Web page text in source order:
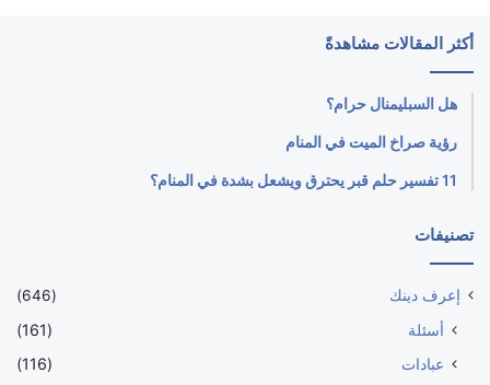
أكثر المقالات مشاهدةً
هل السبليمنال حرام؟
رؤية صراخ الميت في المنام
11 تفسير حلم قبر يحترق ويشعل بشدة في المنام؟
تصنيفات
إعرف دينك (646)
أسئلة
(161)
عبادات
(116)